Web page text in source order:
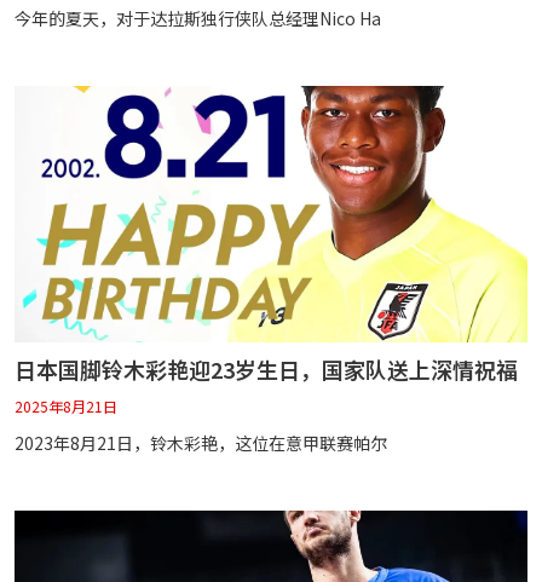
今年的夏天，对于达拉斯独行侠队总经理Nico Ha
日本国脚铃木彩艳迎23岁生日，国家队送上深情祝福
2025年8月21日
2023年8月21日，铃木彩艳，这位在意甲联赛帕尔